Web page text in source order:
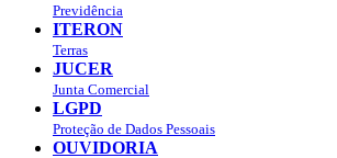
Previdência
ITERON
Terras
JUCER
Junta Comercial
LGPD
Proteção de Dados Pessoais
OUVIDORIA